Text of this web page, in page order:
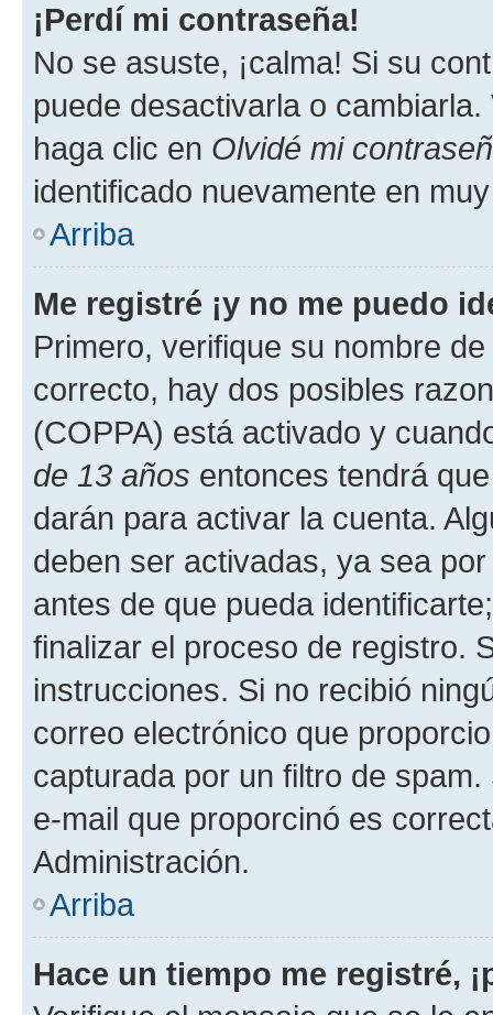
¡Perdí mi contraseña!
No se asuste, ¡calma! Si su
puede desactivarla o
haga clic en Olvidé mi
identificado nuevamente en
Arriba
Me registré ¡y no me puedo
Primero, verifique su nombre
correcto, hay dos posibles
(COPPA) está activado y
de 13 años entonces tendrá
darán para activar la cuenta.
deben ser activadas, ya sea
antes de que pueda
finalizar el proceso de registro.
instrucciones. Si no recibió
correo electrónico que
capturada por un filtro de
e-mail que proporcinó es
Administración.
Arriba
Hace un tiempo me registré,